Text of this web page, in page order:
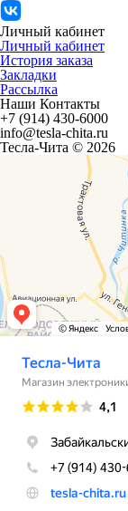
Личный кабинет
Личный кабинет
История заказа
Закладки
Рассылка
Наши Контакты
+7 (914) 430-6000
info@tesla-chita.ru
Тесла-Чита © 2026